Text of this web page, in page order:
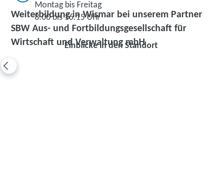
Weiterbildung in Wismar bei unserem Partner
SBW Aus- und Fortbildungsgesellschaft für
Wirtschaft und Verwaltung mbH
Montag bis Freitag
8.00 bis 16.15 Uhr
Einblicke in den Standort